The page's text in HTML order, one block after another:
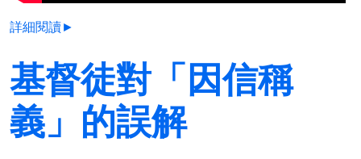
詳細閱讀►
基督徒對「因信稱
義」的誤解